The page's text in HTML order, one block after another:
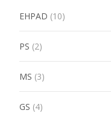
EHPAD (10)
PS (2)
MS (3)
GS (4)